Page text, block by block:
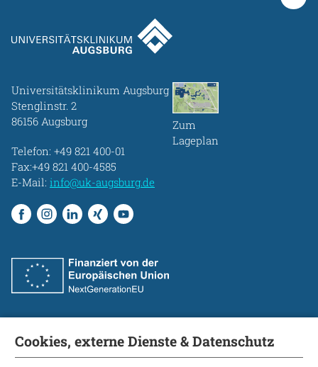
Universitätsklinikum Augsburg
Stenglinstr. 2
86156 Augsburg
Telefon: +49 821 400-01
Fax:+49 821 400-4585
E-Mail: info@uk-augsburg.de
Zum
Lageplan
Fakultät
Cookies, externe Dienste & Datenschutz